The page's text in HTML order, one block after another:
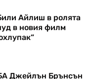
Айлиш в ролята
в новия филм
Джейлън Брънсън